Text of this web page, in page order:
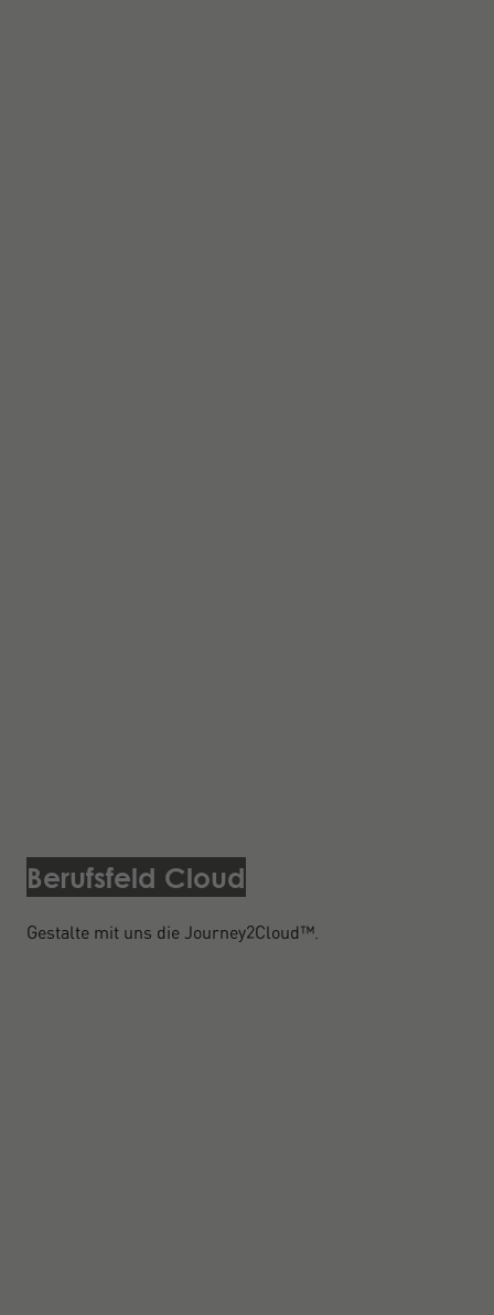
Berufsfeld Cloud
Gestalte mit uns die Journey2Cloud™.